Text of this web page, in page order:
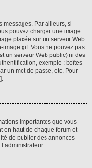
messages. Par ailleurs, si
pouvez charger une image
placée sur un serveur Web
image.gif. Vous ne pouvez pas
un serveur Web public) ni des
exemple : boîtes
un mot de passe, etc. Pour
importantes que vous
en haut de chaque forum et
de publier des annonces